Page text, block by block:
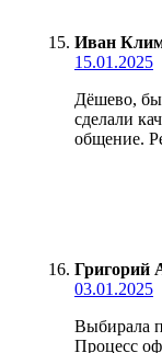
Иван
15.01.2025
Дёшево,
сделали
общение.
Григорий
03.01.2025
Выбирала
Процесс